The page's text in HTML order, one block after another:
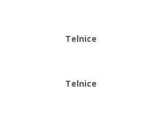
Telnice
Telnice